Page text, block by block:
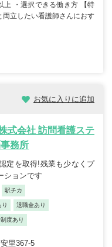
上 ・選択できる働き方 【特
立したい看護師さんにおす
お気に入りに追加
式会社 訪問看護ステ
務所
定を取得!残業も少なくプ
ションです
駅チカ
退職金あり
度あり
里367-5